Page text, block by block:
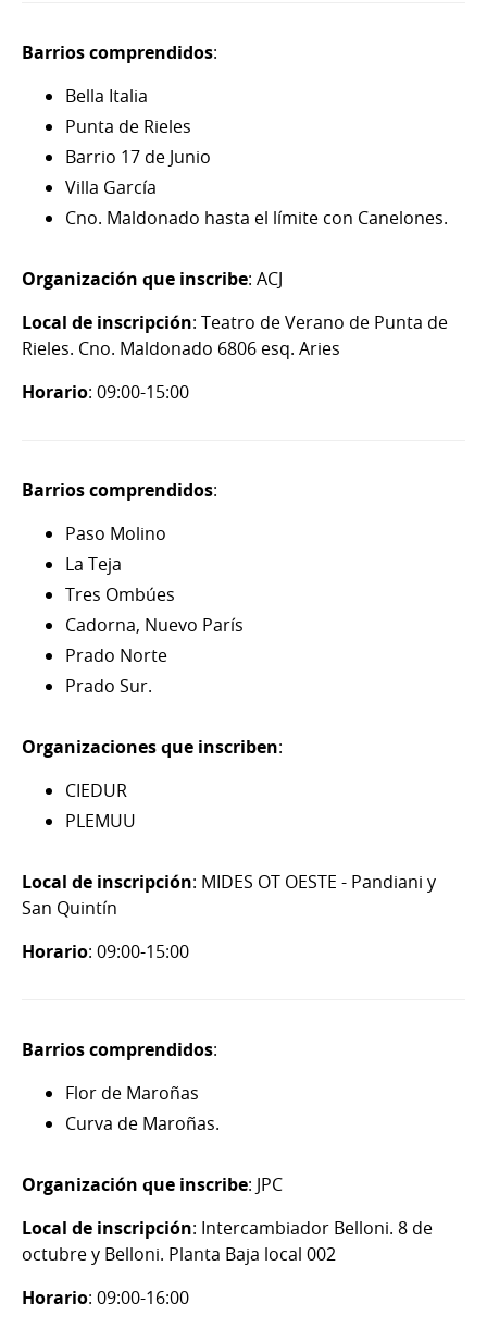
Barrios comprendidos:
Bella Italia
Punta de Rieles
Barrio 17 de Junio
Villa García
Cno. Maldonado hasta el límite con Canelones.
Organización que inscribe: ACJ
Local de inscripción: Teatro de Verano de Punta de
Rieles. Cno. Maldonado 6806 esq. Aries
Horario: 09:00-15:00
Barrios comprendidos:
Paso Molino
La Teja
Tres Ombúes
Cadorna, Nuevo París
Prado Norte
Prado Sur.
Organizaciones que inscriben:
CIEDUR
PLEMUU
Local de inscripción: MIDES OT OESTE - Pandiani y
San Quintín
Horario: 09:00-15:00
Barrios comprendidos:
Flor de Maroñas
Curva de Maroñas.
Organización que inscribe: JPC
Local de inscripción: Intercambiador Belloni. 8 de
octubre y Belloni. Planta Baja local 002
Horario: 09:00-16:00